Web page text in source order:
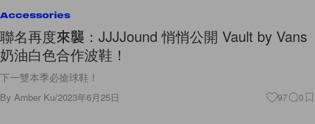
Accessories
聯名再度來襲：JJJJound 悄悄公開 Vault by Vans
奶油白色合作波鞋！
下一雙本季必搶球鞋！
By Amber Ku/2023年6月25日 97 0